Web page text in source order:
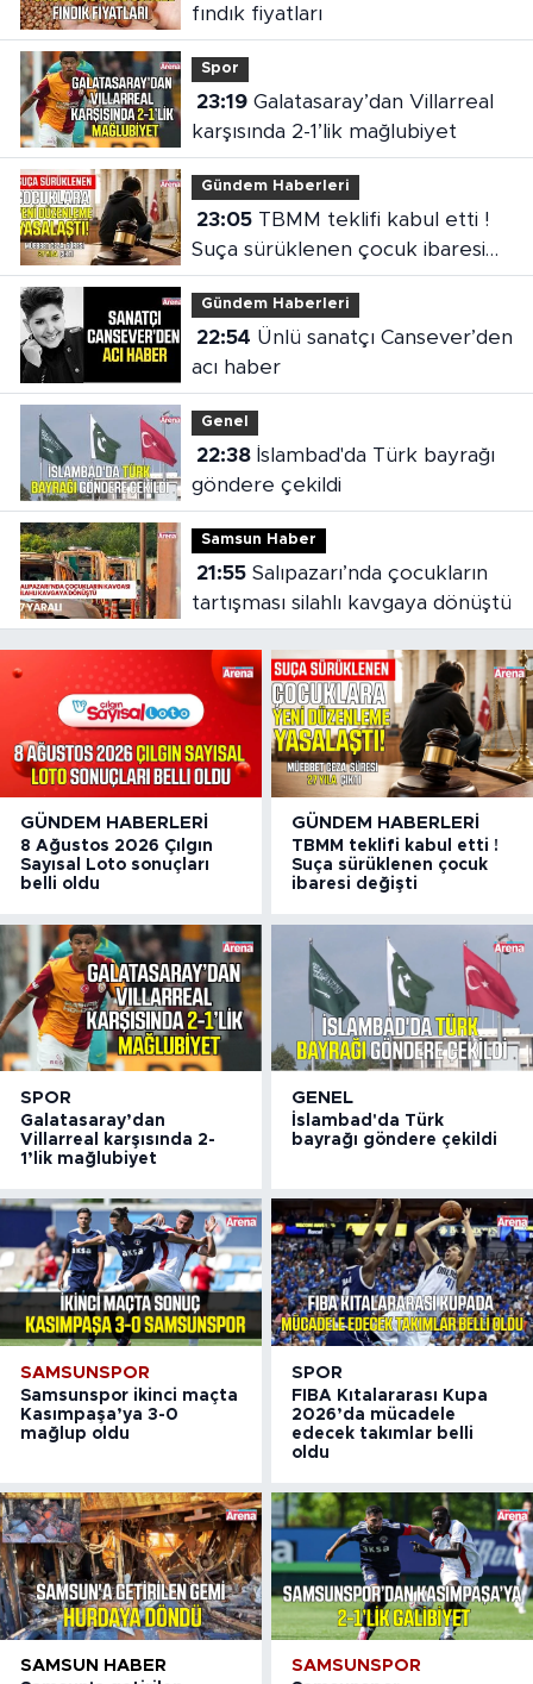
fındık fiyatları
Spor
23:19Galatasaray’dan Villarreal
karşısında 2-1’lik mağlubiyet
Gündem Haberleri
23:05TBMM teklifi kabul etti !
Suça sürüklenen çocuk ibaresi
değişti
Gündem Haberleri
22:54
acı haber
Genel
22:38İslambad'da Türk bayrağı
göndere çekildi
Samsun Haber
21:55Salıpazarı’nda çocukların
tartışması silahlı kavgaya dönüştü
GÜNDEM HABERLERI
8 Ağustos 2026 Çılgın
Sayısal Loto sonuçları
belli oldu
GÜNDEM HABERLERI
TBMM teklifi kabul etti !
Suça sürüklenen çocuk
ibaresi değişti
SPOR
Galatasaray’dan
Villarreal karşısında 2-
1’lik mağlubiyet
GENEL
İslambad'da Türk
bayrağı göndere çekildi
SAMSUNSPOR
Samsunspor ikinci maçta
Kasımpaşa’ya 3-0
mağlup oldu
SPOR
FIBA Kıtalararası Kupa
2026’da mücadele
edecek takımlar belli
oldu
SAMSUN HABER SAMSUNSPOR